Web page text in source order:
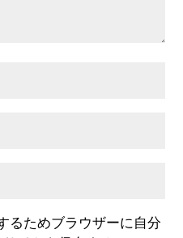
るためブラウザーに自分